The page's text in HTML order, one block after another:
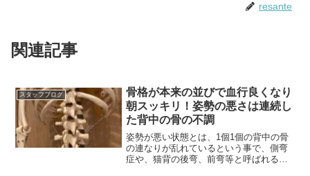
resante
関連記事
スタッフブログ
骨格が本来の並びで血行良くなり
朝スッキリ！姿勢の悪さは連続し
た背中の骨の不調
姿勢が悪い状態とは、1個1個の背中の骨
の連なりが乱れているという事で、側弯
症や、猫背の後弯、前弯等と呼ばれる姿